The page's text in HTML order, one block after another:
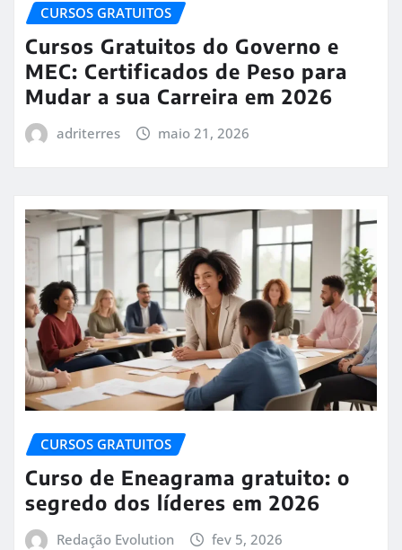
CURSOS GRATUITOS
Cursos Gratuitos do Governo e
MEC: Certificados de Peso para
Mudar a sua Carreira em 2026
adriterres maio 21, 2026
CURSOS GRATUITOS
Curso de Eneagrama gratuito: o
segredo dos líderes em 2026
Redação Evolution fev 5, 2026